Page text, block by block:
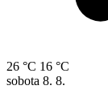
26 °C 16 °C
sobota 8. 8.